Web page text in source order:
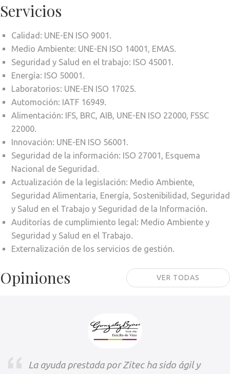
Servicios
Calidad: UNE-EN ISO 9001.
Medio Ambiente: UNE-EN ISO 14001, EMAS.
Seguridad y Salud en el trabajo: ISO 45001.
Energía: ISO 50001.
Laboratorios: UNE-EN ISO 17025.
Automoción: IATF 16949.
Alimentación: IFS, BRC, AIB, UNE-EN ISO 22000, FSSC
22000.
Innovación: UNE-EN ISO 56001.
Seguridad de la información: ISO 27001, Esquema
Nacional de Seguridad.
Actualización de la legislación: Medio Ambiente,
Seguridad Alimentaria, Energía, Sostenibilidad, Seguridad
y Salud en el Trabajo y Seguridad de la Información.
Auditorías de cumplimiento legal: Medio Ambiente y
Seguridad y Salud en el Trabajo.
Externalización de los servicios de gestión.
Opiniones VER TODAS
La ayuda prestada por Zitec ha sido ágil y